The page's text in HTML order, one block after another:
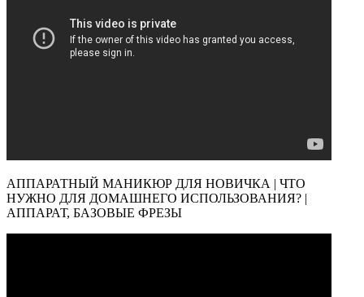
АППАРАТНЫЙ МАНИКЮР ДЛЯ НОВИЧКА | ЧТО
НУЖНО ДЛЯ ДОМАШНЕГО ИСПОЛЬЗОВАНИЯ? |
АППАРАТ, БАЗОВЫЕ ФРЕЗЫ